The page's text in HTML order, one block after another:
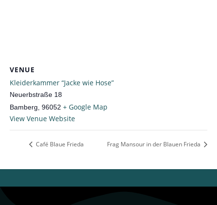
VENUE
Kleiderkammer “Jacke wie Hose”
Neuerbstraße 18
Bamberg 96052 + Google Map
View Venue Website
Café Blaue Frieda Frag Mansour in der Blauen Frieda